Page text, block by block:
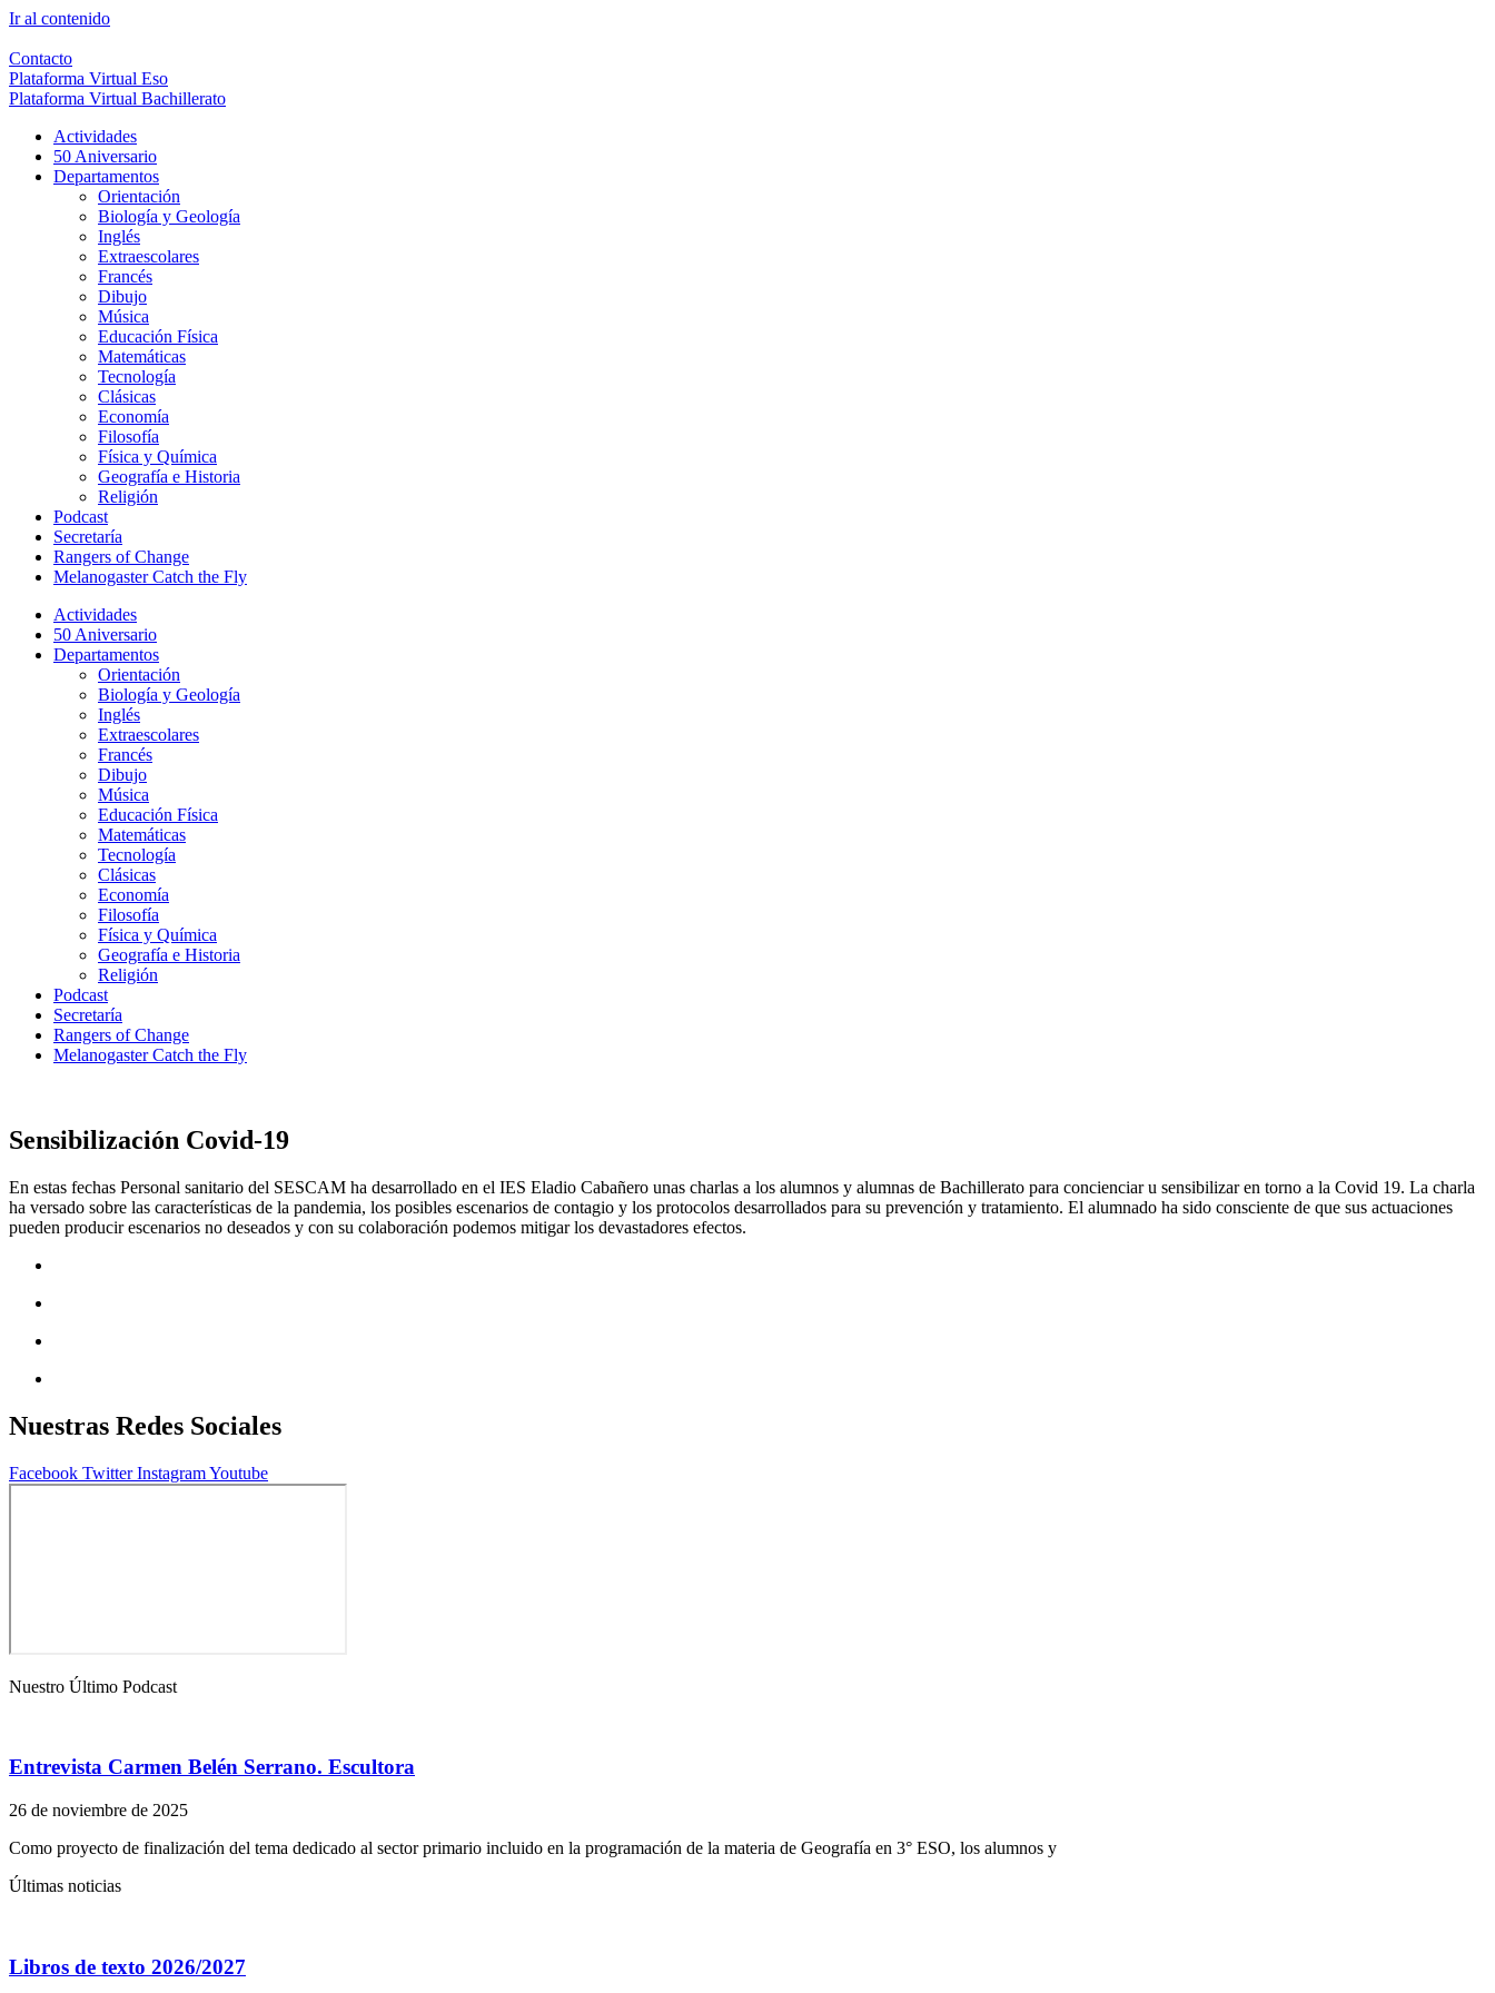
Ir al contenido
Contacto
Plataforma Virtual Eso
Plataforma Virtual Bachillerato
Actividades
50 Aniversario
Departamentos
Orientación
Biología y Geología
Inglés
Extraescolares
Francés
Dibujo
Música
Educación Física
Matemáticas
Tecnología
Clásicas
Economía
Filosofía
Física y Química
Geografía e Historia
Religión
Podcast
Secretaría
Rangers of Change
Melanogaster Catch the Fly
Actividades
50 Aniversario
Departamentos
Orientación
Biología y Geología
Inglés
Extraescolares
Francés
Dibujo
Música
Educación Física
Matemáticas
Tecnología
Clásicas
Economía
Filosofía
Física y Química
Geografía e Historia
Religión
Podcast
Secretaría
Rangers of Change
Melanogaster Catch the Fly
Sensibilización Covid-19
En estas fechas Personal sanitario del SESCAM ha desarrollado en el IES Eladio Cabañero unas charlas a los alumnos y alumnas de Bachillerato para concienciar u sensibilizar en torno a la Covid 19. La charla
ha versado sobre las características de la pandemia, los posibles escenarios de contagio y los protocolos desarrollados para su prevención y tratamiento. El alumnado ha sido consciente de que sus actuaciones
pueden producir escenarios no deseados y con su colaboración podemos mitigar los devastadores efectos.
Nuestras Redes Sociales
Facebook Twitter InstagramYoutube
Nuestro Último Podcast
Entrevista Carmen Belén Serrano. Escultora
26 de noviembre de 2025
Como proyecto de finalización del tema dedicado al sector primario incluido en la programación de la materia de Geografía en 3° ESO, los alumnos y
Últimas noticias
Libros de texto 2026/2027